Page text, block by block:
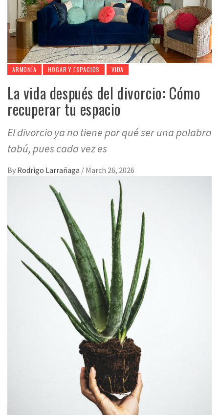
ARMONÍA HOGAR Y ESPACIOS VIDA
La vida después del divorcio: Cómo
recuperar tu espacio
El divorcio ya no tiene por qué ser una palabra
tabú, pues cada vez es
By Rodrigo Larrañaga / March 26, 2026